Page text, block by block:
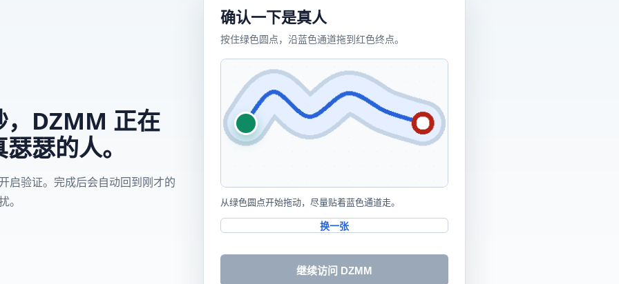
，DZMM 正在
瑟的人。
启验证。完成后会自动回到刚才的
。
确认一下是真人
按住绿色圆点，沿蓝色通道拖到红色终点。
从绿色圆点开始拖动，尽量贴着蓝色通道走。
换一张
继续访问 DZMM